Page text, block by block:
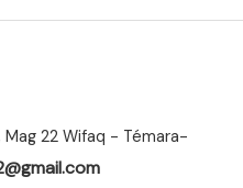
Mag 22 Wifaq - Témara-